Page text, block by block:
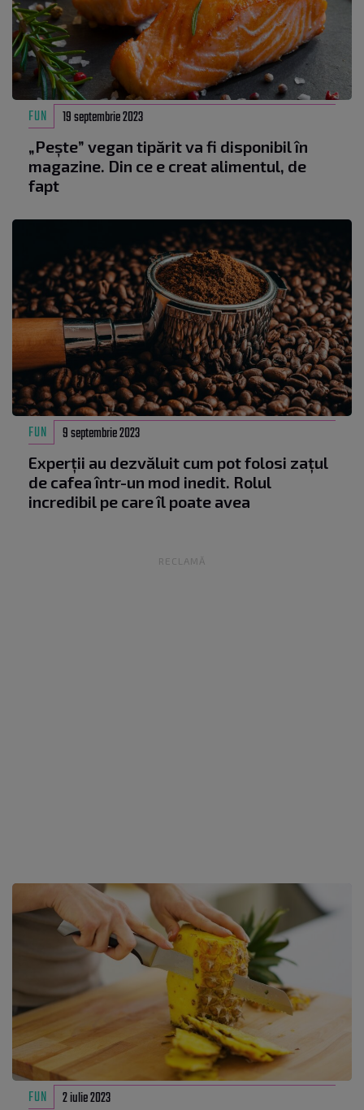
FUN 19 septembrie 2023
„Pește” vegan tipărit va fi disponibil în
magazine. Din ce e creat alimentul, de
fapt
FUN 9 septembrie 2023
Experții au dezvăluit cum pot folosi zațul
de cafea într-un mod inedit. Rolul
incredibil pe care îl poate avea
RECLAMĂ
FUN 2 iulie 2023